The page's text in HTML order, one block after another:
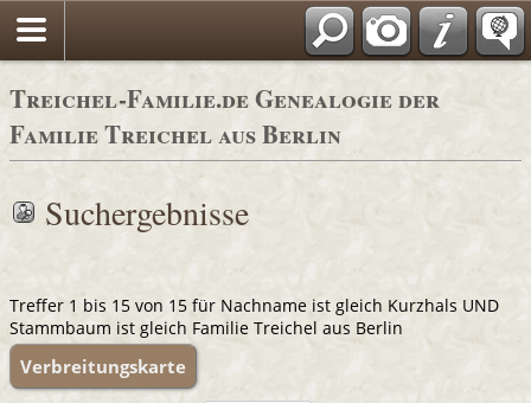
Adressbücher
Treichel-Familie.de Genealogie der
Familie Treichel aus Berlin
Suchergebnisse
Treffer 1 bis 15 von 15 für Nachname ist gleich Kurzhals UND
Stammbaum ist gleich Familie Treichel aus Berlin
Verbreitungskarte